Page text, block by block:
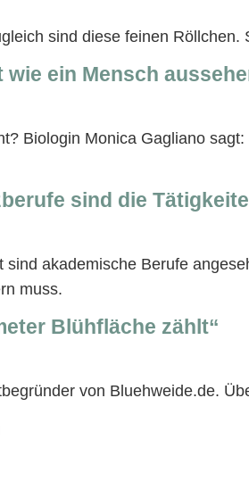
sind diese feinen
wie ein Mensch
Biologin Monica Gagliano
sind die
sind akademische Berufe
muss.
Blühfläche zählt“
von Bluehweide.de.